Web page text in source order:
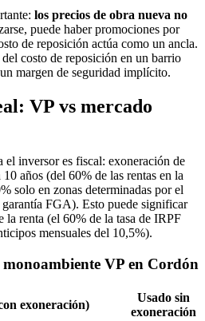
los precios de obra nueva no
puede haber promociones por
de reposición actúa como un ancla.
costo de reposición en un barrio
margen de seguridad implícito.
VP vs mercado
el inversor es fiscal: exoneración de
años (del 60% de las rentas en la
solo en zonas determinadas por el
FGA). Esto puede significar
la renta (el 60% de la tasa de IRPF
mensuales del 10,5%).
VP en Cordón
exoneración)
Usado sin
exoneración